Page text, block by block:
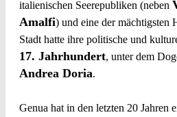
italienischen Seerepubliken (neben
Amalfi) und eine der mächtigsten
Stadt hatte ihre politische und
17. Jahrhundert, unter dem
Andrea Doria.
Genua hat in den letzten 20 Jahren